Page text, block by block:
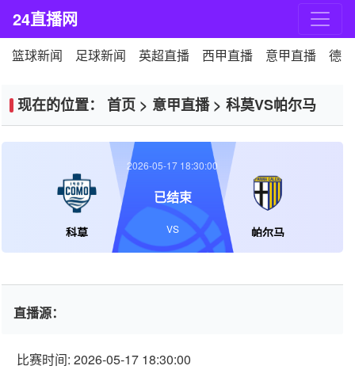
24直播网
篮球新闻 足球新闻 英超直播 西甲直播 意甲直播 德
现在的位置： 首页 > 意甲直播> 科莫VS帕尔马
科莫 帕尔马
2026-05-17 18:30:00
已结束
VS
直播源：
比赛时间: 2026-05-17 18:30:00